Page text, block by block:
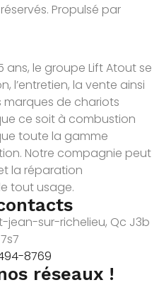
Propulsé par
le groupe Lift Atout se
l’entretien, la vente ainsi
de chariots
ce soit à combustion
toute la gamme
Notre compagnie peut
la réparation
tout usage.
jean-sur-richelieu, Qc J3b
7s7
8769
réseaux !